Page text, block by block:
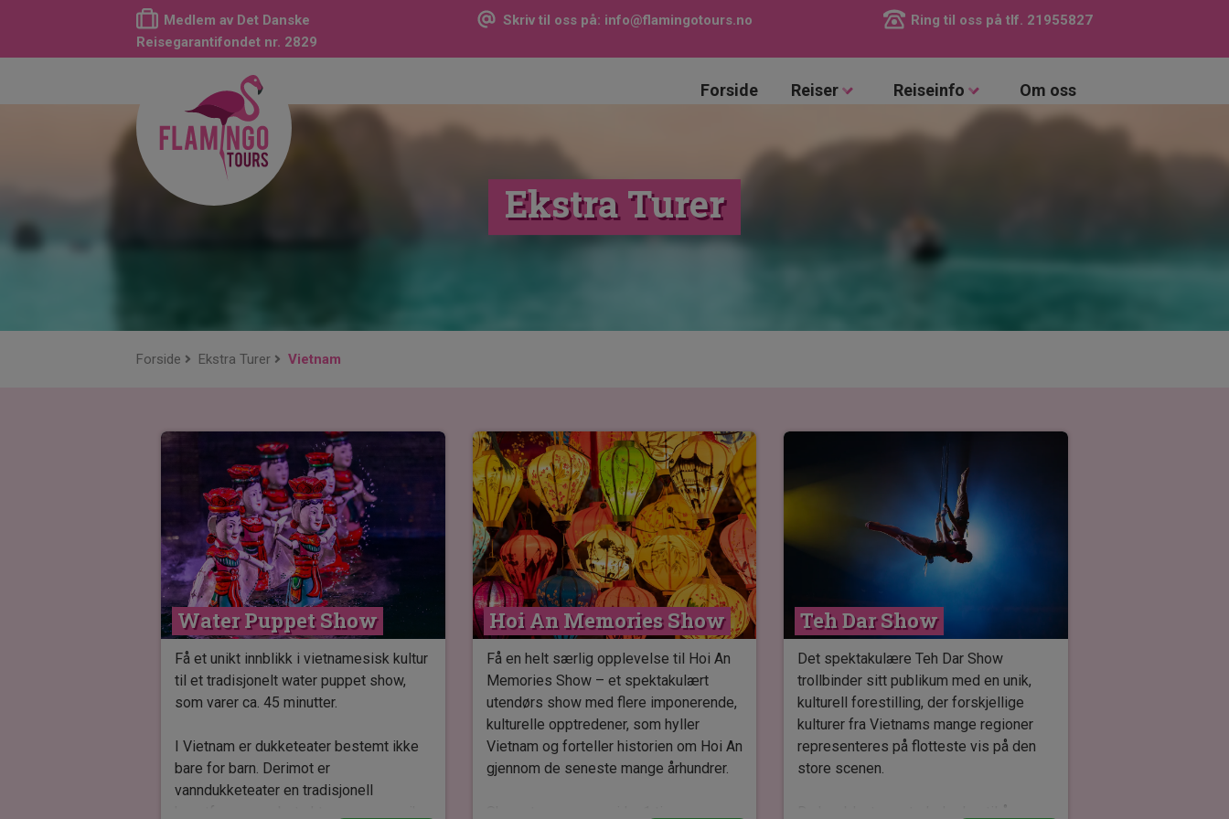
Medlem av Det Danske
Reisegarantifondet nr. 2829
Skriv til oss på: info@flamingotours.no Ring til oss på tlf. 21955827
Forside Reiser Reiseinfo Om oss
Ekstra Turer
Forside Ekstra Turer Vietnam
Water Puppet Show
Få et unikt innblikk i vietnamesisk kultur
til et tradisjonelt water puppet show,
som varer ca. 45 minutter.
I Vietnam er dukketeater bestemt ikke
bare for barn. Derimot er
vanndukketeater en tradisjonell
Hoi An Memories Show
Få en helt særlig opplevelse til Hoi An
Memories Show – et spektakulært
utendørs show med flere imponerende,
kulturelle opptredener, som hyller
Vietnam og forteller historien om Hoi An
gjennom de seneste mange århundrer.
Teh Dar Show
Det spektakulære Teh Dar Show
trollbinder sitt publikum med en unik,
kulturell forestilling, der forskjellige
kulturer fra Vietnams mange regioner
representeres på flotteste vis på den
store scenen.